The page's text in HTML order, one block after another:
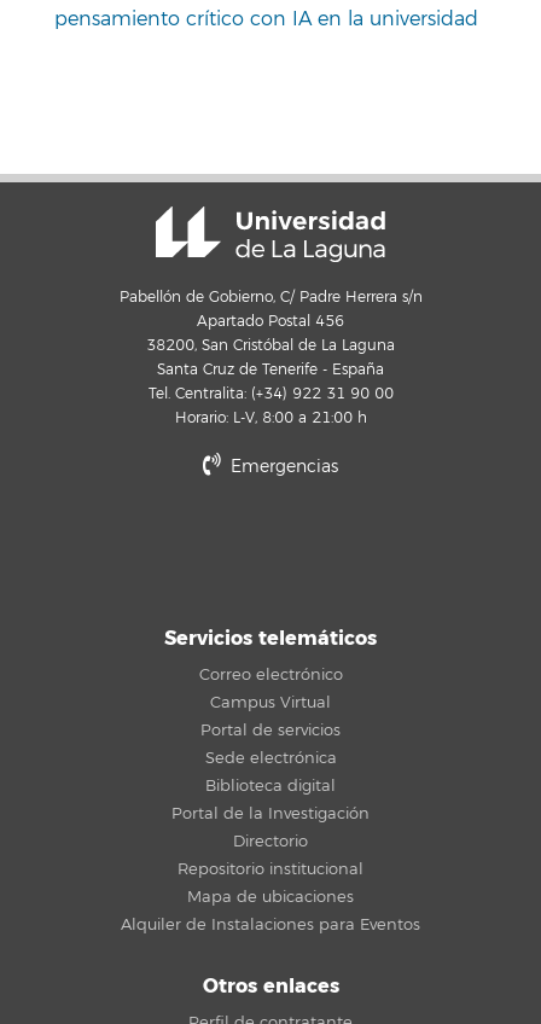
pensamiento crítico con IA en la universidad
Pabellón de Gobierno, C/ Padre Herrera s/n
Apartado Postal 456
38200, San Cristóbal de La Laguna
Santa Cruz de Tenerife - España
Tel. Centralita: (+34) 922 31 90 00
Horario: L-V, 8:00 a 21:00 h
Emergencias
Servicios telemáticos
Correo electrónico
Campus Virtual
Portal de servicios
Sede electrónica
Biblioteca digital
Portal de la Investigación
Directorio
Repositorio institucional
Mapa de ubicaciones
Alquiler de Instalaciones para Eventos
Otros enlaces